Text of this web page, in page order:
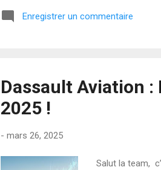
serveurs pour l ’intelligence artificielle ,
En clair : quand l’IA explose et que les
Enregistrer un commentaire
Dassault Aviation
2025 !
- mars 26, 2025
Salut la team,